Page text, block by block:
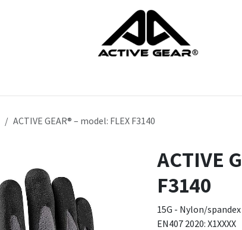
ACTIVE GEAR® – model: FLEX F3140
ACTIVE
F3140
15G - Nylon/
EN407 2020: X1XXXX